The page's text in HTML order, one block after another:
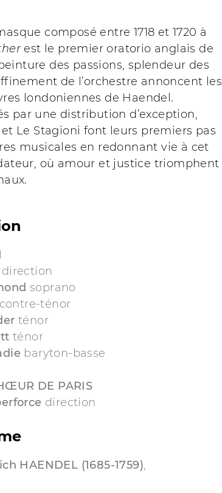
composé entre 1718 et 1720 à
est le premier oratorio anglais de
des passions, splendeur des
de l’orchestre annoncent les
londoniennes de Haendel.
par une distribution d’exception,
et Le Stagioni font leurs premiers pas
musicales en redonnant vie à cet
où amour et justice triomphent
direction
soprano
contre-ténor
ténor
ténor
baryton-basse
DE PARIS
direction
HAENDEL (1685-1759),